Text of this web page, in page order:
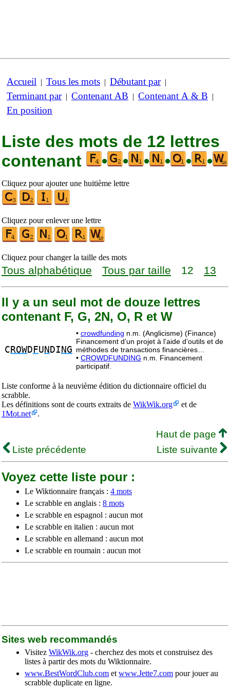
Accueil | Tous les mots | Débutant par|
Terminant par| Contenant AB | Contenant A & B |
En position
Liste des mots de 12 lettres
contenant
• • • • • •
Cliquez pour ajouter une huitième lettre
Cliquez pour enlever une lettre
Cliquez pour changer la taille des mots
Tous alphabétique Tous par taille 12 13
Il y a un seul mot de douze lettres
contenant F, G, 2N, O, R et W
C ROWD FU N DI NG
• crowdfunding n.m. (Anglicisme) (Finance)
Financement d’un projet à l’aide d’outils et de
méthodes de transactions financières…
• CROWDFUNDING n.m. Financement
participatif.
Liste conforme à la neuvième édition du dictionnaire officiel du
scrabble.
Les définitions sont de courts extraits de WikWik.org
et de
1Mot.net
.
Haut de page
Liste précédente
Liste suivante
Voyez cette liste pour :
Le Wiktionnaire français : 4 mots
Le scrabble en anglais : 8 mots
Le scrabble en espagnol : aucun mot
Le scrabble en italien : aucun mot
Le scrabble en allemand : aucun mot
Le scrabble en roumain : aucun mot
Sites web recommandés
Visitez WikWik.org - cherchez des mots et construisez des
listes à partir des mots du Wiktionnaire.
www.BestWordClub.com et www.Jette7.com pour jouer au
scrabble duplicate en ligne.